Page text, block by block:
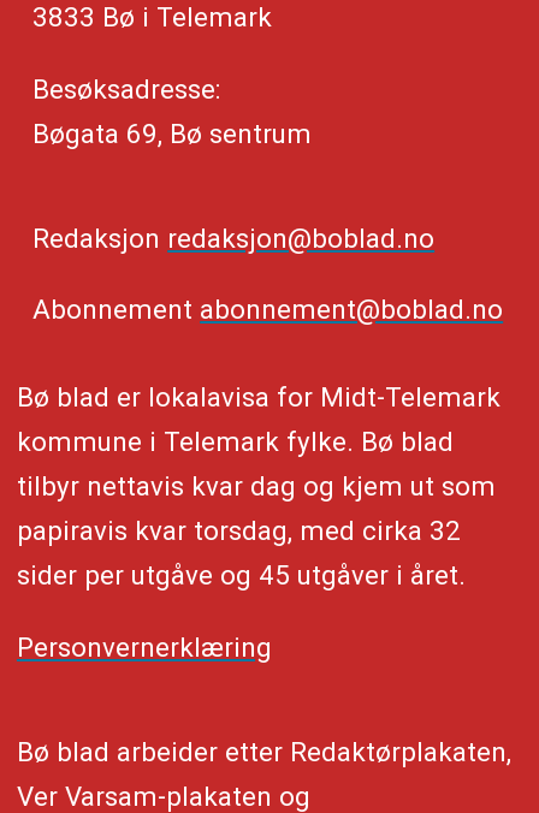
3833 Bø i Telemark
Besøksadresse:
Bøgata 69, Bø sentrum
Redaksjon redaksjon@boblad.no
Abonnement abonnement@boblad.no
Bø blad er lokalavisa for Midt-Telemark
kommune i Telemark fylke. Bø blad
tilbyr nettavis kvar dag og kjem ut som
papiravis kvar torsdag, med cirka 32
sider per utgåve og 45 utgåver i året.
Personvernerklæring
Bø blad arbeider etter Redaktørplakaten,
Ver Varsam-plakaten og